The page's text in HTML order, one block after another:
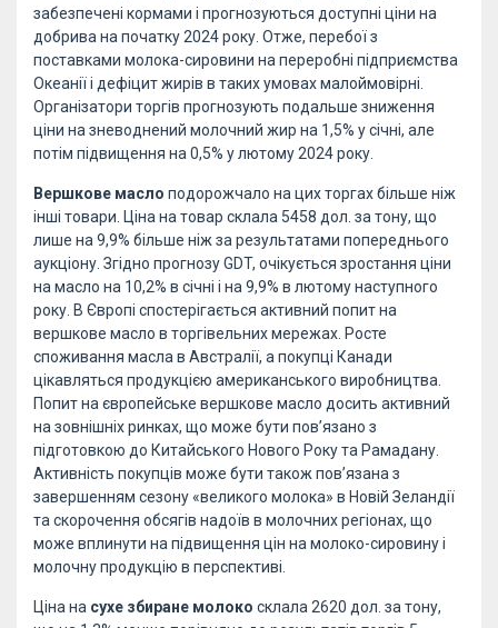
забезпечені кормами і прогнозуються доступні ціни на
добрива на початку 2024 року. Отже, перебої з
поставками молока-сировини на переробні підприємства
Океанії і дефіцит жирів в таких умовах малоймовірні.
Організатори торгів прогнозують подальше зниження
ціни на зневоднений молочний жир на 1,5% у січні, але
потім підвищення на 0,5% у лютому 2024 року.
Вершкове масло подорожчало на цих торгах більше ніж
інші товари. Ціна на товар склала 5458 дол. за тону, що
лише на 9,9% більше ніж за результатами попереднього
аукціону. Згідно прогнозу GDT, очікується зростання ціни
на масло на 10,2% в січні і на 9,9% в лютому наступного
року. В Європі спостерігається активний попит на
вершкове масло в торгівельних мережах. Росте
споживання масла в Австралії, а покупці Канади
цікавляться продукцією американського виробництва.
Попит на європейське вершкове масло досить активний
на зовнішніх ринках, що може бути пов’язано з
підготовкою до Китайського Нового Року та Рамадану.
Активність покупців може бути також пов’язана з
завершенням сезону «великого молока» в Новій Зеландії
та скорочення обсягів надоїв в молочних регіонах, що
може вплинути на підвищення цін на молоко-сировину і
молочну продукцію в перспективі.
Ціна на сухе збиране молоко склала 2620 дол. за тону,